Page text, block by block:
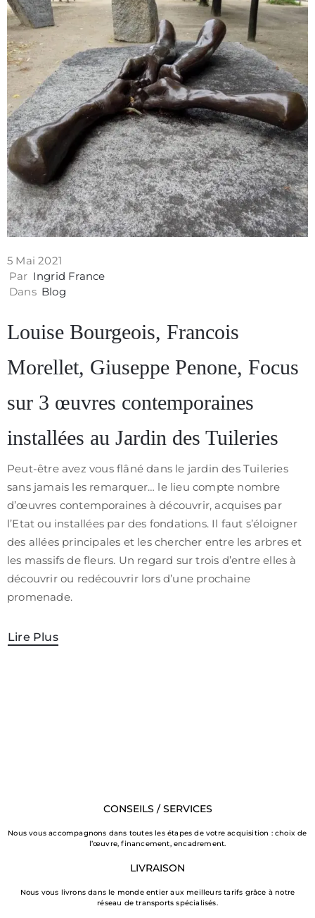
5 Mai 2021
Par Ingrid France
Dans Blog
Louise Bourgeois, Francois
Morellet, Giuseppe Penone, Focus
sur 3 œuvres contemporaines
installées au Jardin des Tuileries
Peut-être avez vous flâné dans le jardin des Tuileries
sans jamais les remarquer… le lieu compte nombre
d’œuvres contemporaines à découvrir, acquises par
l’Etat ou installées par des fondations. Il faut s’éloigner
des allées principales et les chercher entre les arbres et
les massifs de fleurs. Un regard sur trois d’entre elles à
découvrir ou redécouvrir lors d’une prochaine
promenade.
Lire Plus
CONSEILS / SERVICES
Nous vous accompagnons dans toutes les étapes de votre acquisition : choix de
l’œuvre, financement, encadrement.
LIVRAISON
Nous vous livrons dans le monde entier aux meilleurs tarifs grâce à notre
réseau de transports spécialisés.